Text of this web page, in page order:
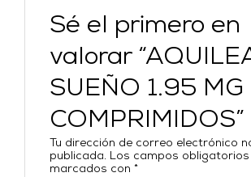
Sé el primero en
valorar
SUEÑO 1.95
COMPRIMIDOS”
Tu dirección de correo electrónico
publicada. Los campos
marcados con*